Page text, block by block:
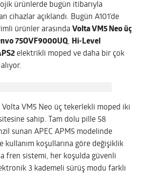
ürünlerde bugün itibarıyla
cihazlar açıklandı. Bugün A101’de
ürünler arasındaVolta VM5 Neo üç
75OVF9000UQ, Hi-Level
elektrikli moped ve daha bir çok
Volta VM5 Neo üç tekerlekli moped iki
sahip. Tam dolu pille 58
sunan APEC APM5 modelinde
kullanım koşullarına göre değişiklik
fren sistemi, her koşulda güvenli
3 kademeli sürüş modu farklı